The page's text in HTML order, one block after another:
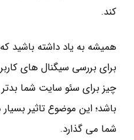
کند.
همیشه به یاد داشته باشید
برای بررسی سیگنال های
باشد؛ این موضوع تاثیر
شما می گذارد.